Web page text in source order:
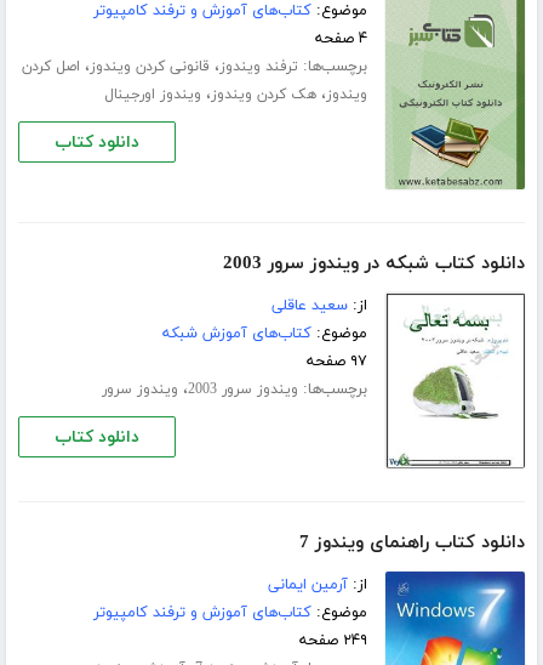
موضوع:کتاب‌های آموزش و ترفند کامپیوتر
۴ صفحه
برچسب‌ها: ترفند ویندوز، قانونی کردن ویندوز، اصل کردن
ویندوز،هک کردن ویندوز، ویندوز اورجینال
دانلود کتاب
دانلود کتاب شبکه در ویندوز سرور 2003
از:سعید عاقلی
موضوع:کتاب‌های آموزش شبکه
۹۷ صفحه
برچسب‌ها: ویندوز سرور 2003 ، ویندوز سرور
دانلود کتاب
دانلود کتاب راهنمای ویندوز 7
از:آرمین ایمانی
موضوع:کتاب‌های آموزش و ترفند کامپیوتر
۲۴۹ صفحه